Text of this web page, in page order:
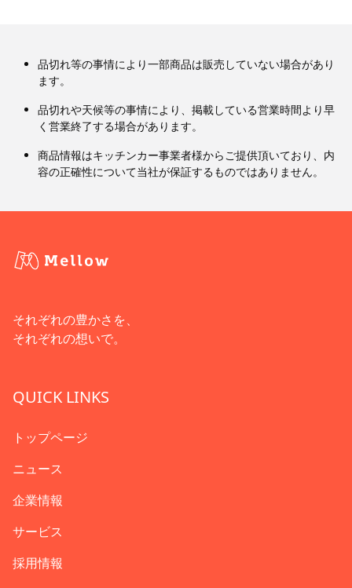
品切れ等の事情により一部商品は販売していない場合があり
ます。
品切れや天候等の事情により、掲載している営業時間より早
く営業終了する場合があります。
商品情報はキッチンカー事業者様からご提供頂いており、内
容の正確性について当社が保証するものではありません。
それぞれの豊かさを、
それぞれの想いで。
QUICK LINKS
トップページ
ニュース
企業情報
サービス
採用情報